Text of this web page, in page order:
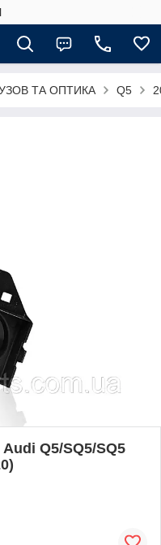
ТА ОПТИКА Q5
Q5/SQ5/SQ5